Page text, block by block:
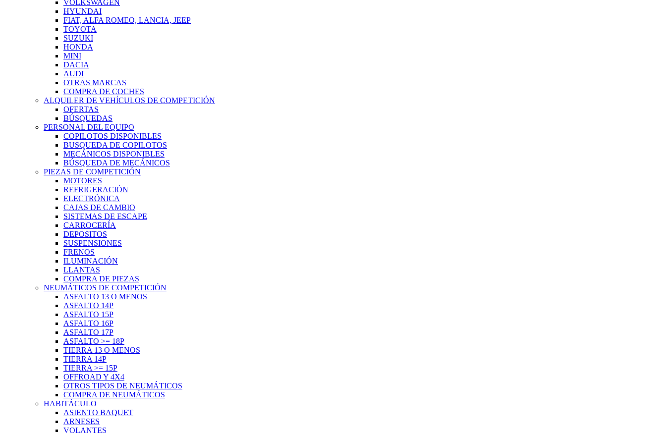
VOLKSWAGEN
HYUNDAI
FIAT, ALFA ROMEO, LANCIA, JEEP
TOYOTA
SUZUKI
HONDA
MINI
DACIA
AUDI
OTRAS MARCAS
COMPRA DE COCHES
ALQUILER DE VEHÍCULOS DE COMPETICIÓN
OFERTAS
BÚSQUEDAS
PERSONAL DEL EQUIPO
COPILOTOS DISPONIBLES
BUSQUEDA DE COPILOTOS
MECÁNICOS DISPONIBLES
BÚSQUEDA DE MECÁNICOS
PIEZAS DE COMPETICIÓN
MOTORES
REFRIGERACIÓN
ELECTRÓNICA
CAJAS DE CAMBIO
SISTEMAS DE ESCAPE
CARROCERÍA
DEPOSITOS
SUSPENSIONES
FRENOS
ILUMINACIÓN
LLANTAS
COMPRA DE PIEZAS
NEUMÁTICOS DE COMPETICIÓN
ASFALTO 13 O MENOS
ASFALTO 14P
ASFALTO 15P
ASFALTO 16P
ASFALTO 17P
ASFALTO >= 18P
TIERRA 13 O MENOS
TIERRA 14P
TIERRA >= 15P
OFFROAD Y 4X4
OTROS TIPOS DE NEUMÁTICOS
COMPRA DE NEUMÁTICOS
HABITÁCULO
ASIENTO BAQUET
ARNESES
VOLANTES